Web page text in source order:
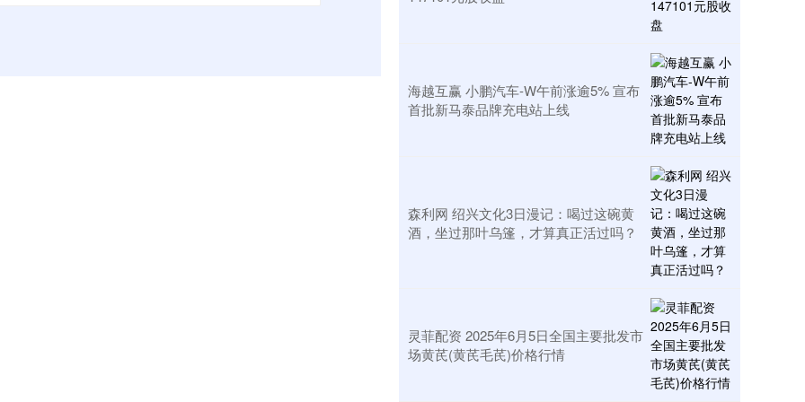
海越互赢 小鹏汽车-W午前涨逾5% 宣布
首批新马泰品牌充电站上线
森利网 绍兴文化3日漫记：喝过这碗黄
酒，坐过那叶乌篷，才算真正活过吗？
灵菲配资 2025年6月5日全国主要批发市
场黄芪(黄芪毛芪)价格行情